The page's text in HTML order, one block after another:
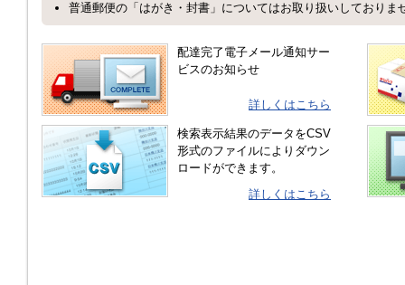
普通郵便の「はがき・封書」についてはお取り扱いしておりま
配達完了電子メール通知サー
ビスのお知らせ
詳しくはこちら
検索表示結果のデータをCSV
形式のファイルによりダウン
ロードができます。
詳しくはこちら